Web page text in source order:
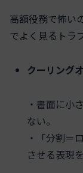
高額役務で怖い
でよく見るトラ
クーリング
・書面に小
ない。
・「分割＝
させる表現